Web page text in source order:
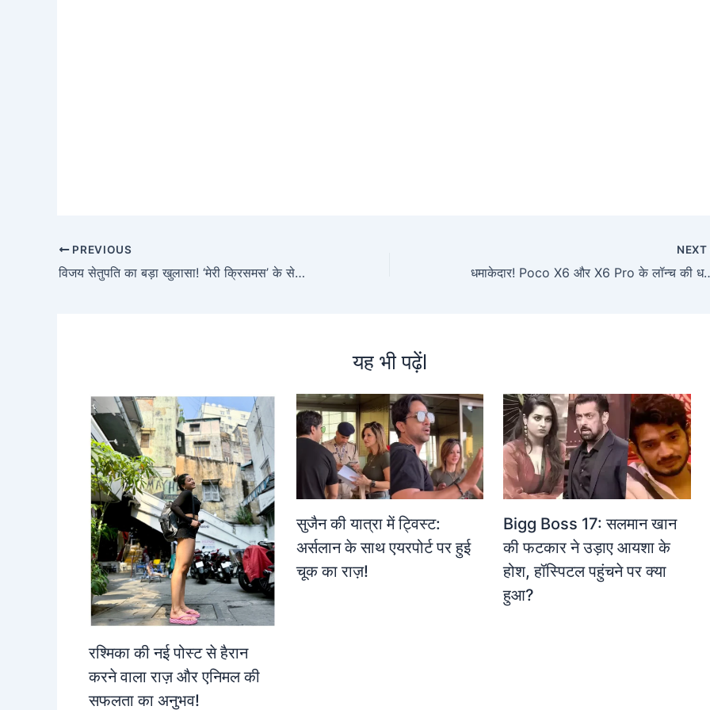
PREVIOUS
विजय सेतुपति का बड़ा खुलासा! ‘मेरी क्रिसमस’ के सेट पर कटरीना से क्यों था डर?
NEXT
धमाकेदार! Poco X6 और X6 Pro के लॉन्च की
यह भी पढ़ेंl
रश्मिका की नई पोस्ट से हैरान
करने वाला राज़ और एनिमल की
सफलता का अनुभव!
सुजैन की यात्रा में ट्विस्ट:
अर्सलान के साथ एयरपोर्ट पर हुई
चूक का राज़!
Bigg Boss 17: सलमान खान
की फटकार ने उड़ाए आयशा के
होश, हॉस्पिटल पहुंचने पर क्या
हुआ?